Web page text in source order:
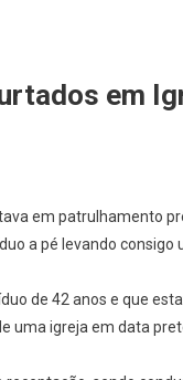
em
em patrulhamento
a pé levando
de 42 anos e que
uma igreja em data